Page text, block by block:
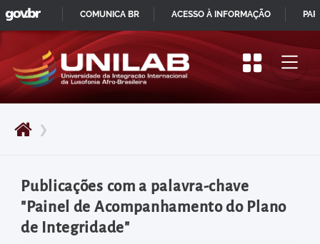
Pular
para
início
do
principal
Acessar
diretamente
o
❯
Publicações com a palavra-chave
"Painel de Acompanhamento do Plano
de Integridade"
IR
PARA
CONTEÚDO
GOVBR
COMUNICA BR ACESSO À INFORMAÇÃO